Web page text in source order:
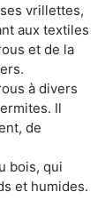
vrillettes,
aux textiles
et de la
à divers
Il
de
bois, qui
et humides.